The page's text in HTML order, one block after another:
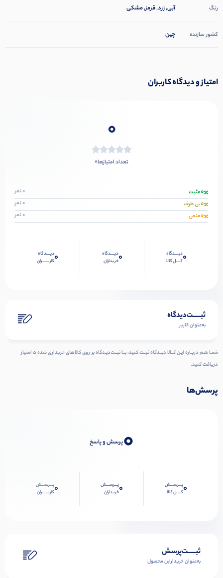
رنگ آبی, زرد, قرمز, مشکی
کشور سازنده چین
امتیاز و دیدگاه کاربران
0
تعداد امتیازها0
0مثبت 0 نفر
0بی طرف 0 نفر
0منفی 0 نفر
0دیــــدگاه
کــــل کالا
0دیــــدگاه
خریداران
0دیــــدگاه
کاربـــــران
ثبـــــت‌دیدگاه
به‌عنوان کاربر
شمـا هـم دربـاره ایـن کــالا دیــدگاه ثبــت کنید، بــا ثبــت‌دیـدگاه بر روی کالاهای خریداری شده ۵ امتیاز
دریافت کنید.
پرسش‌ها
0پرسش و پاسخ
0پـــرســـش
کــــل کالا
0پـــرســـش
خریداران
0پـــرســـش
کاربـــــران
ثبـــــت‌پرسش
به‌عنوان ‌خریدار‌این‌ محصول